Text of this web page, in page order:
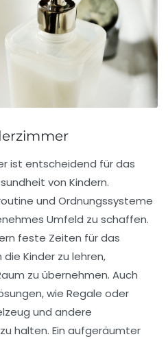
ist entscheidend für das
von Kindern.
und Ordnungssysteme
Umfeld zu schaffen.
feste Zeiten für das
Kinder zu lehren,
zu übernehmen. Auch
, wie Regale oder
und andere
halten. Ein aufgeräumter